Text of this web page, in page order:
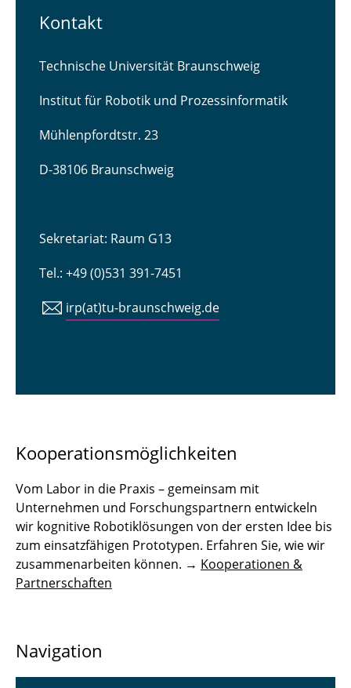
Kontakt
Technische Universität Braunschweig
Institut für Robotik und Prozessinformatik
Mühlenpfordtstr. 23
D-38106 Braunschweig
Sekretariat: Raum G13
Tel.: +49 (0)531 391-7451
irp(at)tu-braunschweig.de
Kooperationsmöglichkeiten
Vom Labor in die Praxis – gemeinsam mit
Unternehmen und Forschungspartnern entwickeln
wir kognitive Robotiklösungen von der ersten Idee bis
zum einsatzfähigen Prototypen. Erfahren Sie, wie wir
zusammenarbeiten können. → Kooperationen &
Partnerschaften
Navigation